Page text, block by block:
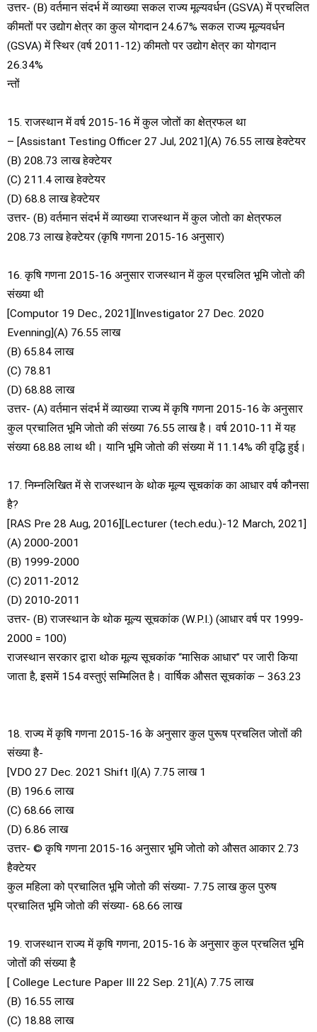
उत्तर- (B) वर्तमान संदर्भ में व्याख्या सकल राज्य मूल्यवर्धन (GSVA) में प्रचलित
कीमतों पर उद्योग क्षेत्र का कुल योगदान 24.67% सकल राज्य मूल्यवर्धन
(GSVA) में स्थिर (वर्ष 2011-12) कीमतो पर उद्योग क्षेत्र का योगदान
26.34%
न्तों
15. राजस्थान में वर्ष 2015-16 में कुल जोतों का क्षेत्रफल था
– [Assistant Testing Officer 27 Jul, 2021](A) 76.55 लाख हेक्टेयर
(B) 208.73 लाख हेक्टेयर
(C) 211.4 लाख हेक्टेयर
(D) 68.8 लाख हेक्टेयर
उत्तर- (B) वर्तमान संदर्भ में व्याख्या राजस्थान में कुल जोतो का क्षेत्रफल
208.73 लाख हेक्टेयर (कृषि गणना 2015-16 अनुसार)
16. कृषि गणना 2015-16 अनुसार राजस्थान में कुल प्रचलित भूमि जोतो की
संख्या थी
[Computor 19 Dec., 2021][Investigator 27 Dec. 2020
Evenning](A) 76.55 लाख
(B) 65.84 लाख
(C) 78.81
(D) 68.88 लाख
उत्तर- (A) वर्तमान संदर्भ में व्याख्या राज्य में कृषि गणना 2015-16 के अनुसार
कुल प्रचालित भूमि जोतो की संख्या 76.55 लाख है। वर्ष 2010-11 में यह
संख्या 68.88 लाथ थी। यानि भूमि जोतो की संख्या में 11.14% की वृद्धि हुई।
17. निम्नलिखित में से राजस्थान के थोक मूल्य सूचकांक का आधार वर्ष कौनसा
है?
[RAS Pre 28 Aug, 2016][Lecturer (tech.edu.)-12 March, 2021]
(A) 2000-2001
(B) 1999-2000
(C) 2011-2012
(D) 2010-2011
उत्तर- (B) राजस्थान के थोक मूल्य सूचकांक (W.P.I.) (आधार वर्ष पर 1999-
2000 = 100)
राजस्थान सरकार द्वारा थोक मूल्य सूचकांक “मासिक आधार” पर जारी किया
जाता है, इसमें 154 वस्तुएं सम्मिलित है। वार्षिक औसत सूचकांक – 363.23
18. राज्य में कृषि गणना 2015-16 के अनुसार कुल पुरूष प्रचलित जोतों की
संख्या है-
[VDO 27 Dec. 2021 Shift I](A) 7.75 लाख 1
(B) 196.6 लाख
(C) 68.66 लाख
(D) 6.86 लाख
उत्तर- © कृषि गणना 2015-16 अनुसार भूमि जोतो को औसत आकार 2.73
हैक्टेयर
कुल महिला को प्रचालित भूमि जोतो की संख्या- 7.75 लाख कुल पुरुष
प्रचालित भूमि जोतो की संख्या- 68.66 लाख
19. राजस्थान राज्य में कृषि गणना, 2015-16 के अनुसार कुल प्रचलित भूमि
जोतों की संख्या है
[ College Lecture Paper III 22 Sep. 21](A) 7.75 लाख
(B) 16.55 लाख
(C) 18.88 लाख